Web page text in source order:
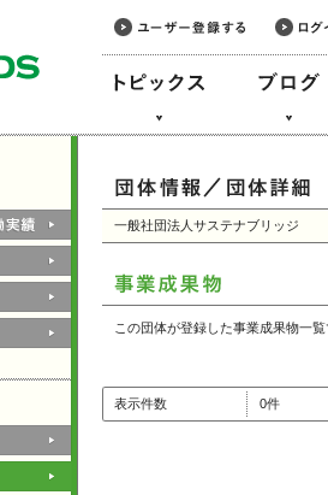
一般社団法人サステナブリッジ
この団体が登録した事業成果物一
表示件数 0件